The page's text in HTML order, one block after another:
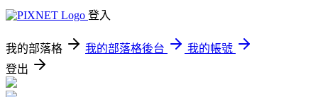
登入
我的部落格 我的部落格後台
我的帳號
登出